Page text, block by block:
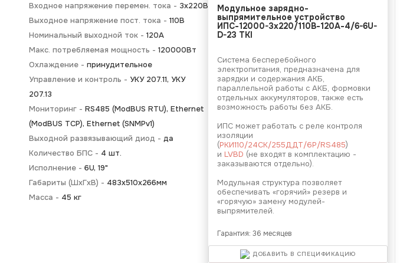
Входное напряжение перемен. тока - 3х220В
Выходное напряжение пост. тока - 110В
Номинальный выходной ток - 120А
Макс. потребляемая мощность - 120000Вт
Охлаждение - принудительное
Управление и контроль - УКУ 207.11, УКУ
207.13
Мониторинг - RS485 (ModBUS RTU), Ethernet
(ModBUS TCP), Ethernet (SNMPv1)
Выходной развязывающий диод - да
Количество БПС - 4 шт.
Исполнение - 6U, 19"
Габариты (ШхГхВ) - 483х510х266мм
Масса - 45 кг
Модульное зарядно-
выпрямительное устройство
ИПС-12000-3х220/110В-120А-4/6-6U-
D-23 TKI
Система бесперебойного
электропитания, предназначена для
зарядки и содержания АКБ,
параллельной работы с АКБ, формовки
отдельных аккумуляторов, также есть
возможность работы без АКБ.
ИПС может работать с реле контроля
изоляции
(РКИ110/24СК/255ДДТ/6Р/RS485)
и LVBD (не входят в комплектацию -
заказываются отдельно).
Модульная структура позволяет
обеспечивать «горячий» резерв и
«горячую» замену модулей-
выпрямителей.
Гарантия: 36 месяцев
ДОБАВИТЬ В СПЕЦИФИКАЦИЮ